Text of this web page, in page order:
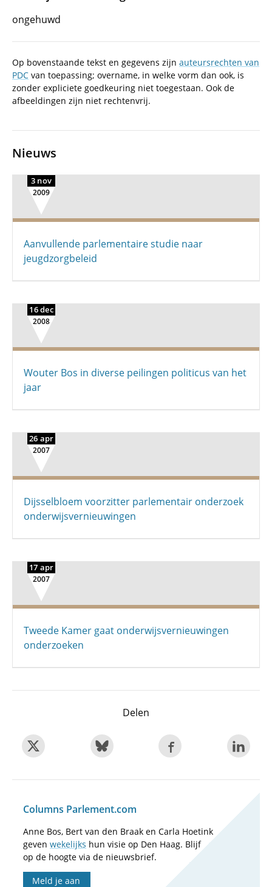
ongehuwd
Op bovenstaande tekst en gegevens zijn auteursrechten van
PDC van toepassing; overname, in welke vorm dan ook, is
zonder expliciete goedkeuring niet toegestaan. Ook de
afbeeldingen zijn niet rechtenvrij.
Nieuws
3 nov
2009
Aanvullende parlementaire studie naar
jeugdzorgbeleid
16 dec
2008
Wouter Bos in diverse peilingen politicus van het
jaar
26 apr
2007
Dijsselbloem voorzitter parlementair onderzoek
onderwijsvernieuwingen
17 apr
2007
Tweede Kamer gaat onderwijsvernieuwingen
onderzoeken
Delen
Columns Parlement.com
Anne Bos, Bert van den Braak en Carla Hoetink
geven wekelijks hun visie op Den Haag. Blijf
op de hoogte via de nieuwsbrief.
Meld je aan